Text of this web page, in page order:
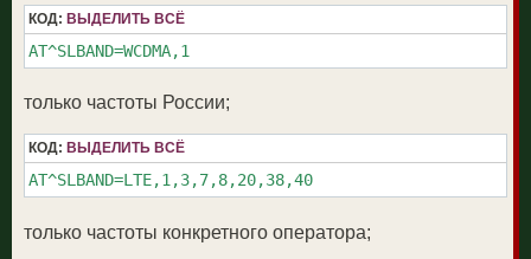
КОД: ВЫДЕЛИТЬ ВСЁ
AT^SLBAND=WCDMA,1
только частоты России;
КОД: ВЫДЕЛИТЬ ВСЁ
AT^SLBAND=LTE,1,3,7,8,20,38,40
только частоты конкретного оператора;